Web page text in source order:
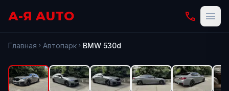
А-Я AUTO phone menu
Главная chevron_right Автопарк chevron_right BMW 530d